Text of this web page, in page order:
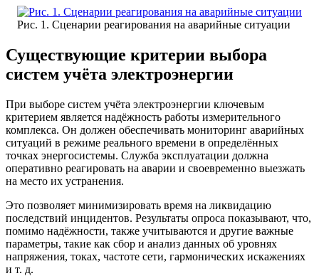
Рис. 1. Сценарии реагирования на аварийные ситуации
Существующие критерии выбора
систем учёта электроэнергии
При выборе систем учёта электроэнергии ключевым
критерием является надёжность работы измерительного
комплекса. Он должен обеспечивать мониторинг аварийных
ситуаций в режиме реального времени в определённых
точках энергосистемы. Служба эксплуатации должна
оперативно реагировать на аварии и своевременно выезжать
на место их устранения.
Это позволяет минимизировать время на ликвидацию
последствий инцидентов. Результаты опроса показывают, что,
помимо надёжности, также учитываются и другие важные
параметры, такие как сбор и анализ данных об уровнях
напряжения, токах, частоте сети, гармонических искажениях
и т. д.